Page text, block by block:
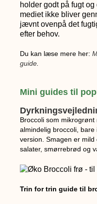
holder godt på fugt
mediet ikke bliver
jævnt ovenpå det
efter behov.
Du kan læse mere her:
guide.
Mini guides til
Broccoli som
almindelig broccoli,
version. Smagen er
salater, smørrebrød og
Trin for trin guide til